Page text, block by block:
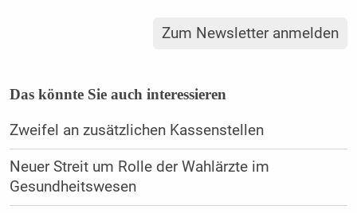
Zum Newsletter anmelden
Das könnte Sie auch interessieren
Zweifel an zusätzlichen Kassenstellen
Neuer Streit um Rolle der Wahlärzte im
Gesundheitswesen